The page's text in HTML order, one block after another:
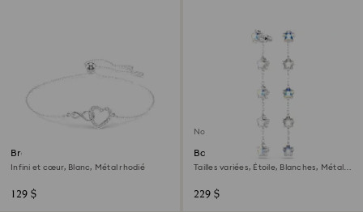
Bracelet Hyperbola
Infini et cœur, Blanc, Métal rhodié
129 $
Nouveau
Boucles d'oreilles Chroma
Tailles variées, Étoile, Blanches, Métal
229 $